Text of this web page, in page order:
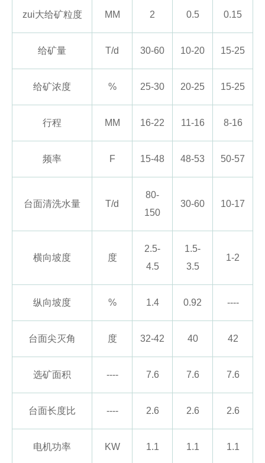
zui大给矿粒度 MM 2 0.5 0.15
给矿量 T/d 30-60 10-20 15-25
给矿浓度 % 25-30 20-25 15-25
行程 MM 16-22 11-16 8-16
频率 F 15-48 48-53 50-57
台面清洗水量 T/d
80-
150
30-60 10-17
横向坡度 度
2.5-
4.5
1.5-
3.5
1-2
纵向坡度 % 1.4 0.92 ----
台面尖灭角 度 32-42 40 42
选矿面积 ---- 7.6 7.6 7.6
台面长度比 ---- 2.6 2.6 2.6
电机功率 KW 1.1 1.1 1.1